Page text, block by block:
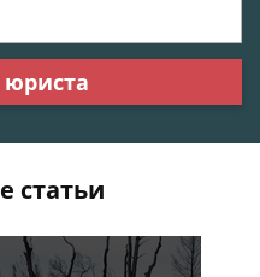
юриста
статьи